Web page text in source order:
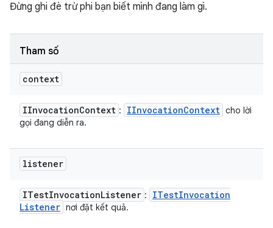
Đừng ghi đè trừ phi bạn biết mình đang làm gì.
Tham số
context
IInvocationContext : IInvocationContext cho lời
gọi đang diễn ra.
listener
ITestInvocationListener : ITestInvocation
Listener nơi đặt kết quả.